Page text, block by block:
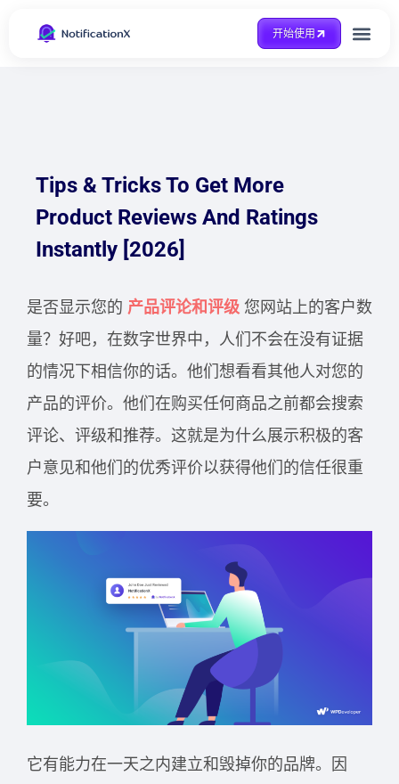
开始使用
Tips & Tricks To Get More
Product Reviews And Ratings
Instantly [2026]
是否显示您的 产品评论和评级 您网站上的客户数
量？好吧，在数字世界中，人们不会在没有证据
的情况下相信你的话。他们想看看其他人对您的
产品的评价。他们在购买任何商品之前都会搜索
评论、评级和推荐。这就是为什么展示积极的客
户意见和他们的优秀评价以获得他们的信任很重
要。
它有能力在一天之内建立和毁掉你的品牌。因